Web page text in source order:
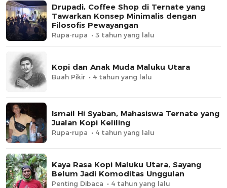
Drupadi, Coffee Shop di Ternate yang
Tawarkan Konsep Minimalis dengan
Filosofis Pewayangan
Rupa-rupa 3 tahun yang lalu
Kopi dan Anak Muda Maluku Utara
Buah Pikir 4 tahun yang lalu
Ismail Hi Syaban, Mahasiswa Ternate yang
Jualan Kopi Keliling
Rupa-rupa 4 tahun yang lalu
Kaya Rasa Kopi Maluku Utara, Sayang
Belum Jadi Komoditas Unggulan
Penting Dibaca 4 tahun yang lalu